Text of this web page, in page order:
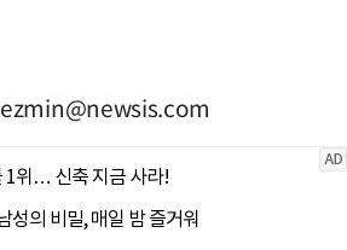
ezmin@newsis.com